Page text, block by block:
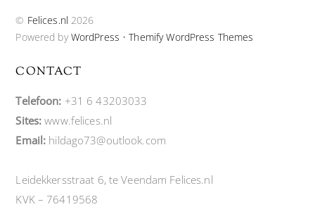
© Felices.nl 2026
Powered byWordPress •Themify WordPress Themes
CONTACT
Telefoon: +31 6 43203033
Sites: www.felices.nl
Email: hildago73@outlook.com
Leidekkersstraat 6, te Veendam Felices.nl
KVK – 76419568